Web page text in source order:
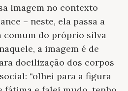
imagem no contexto
– neste, ela passa a
comum do próprio silva
a imagem é de
docilização dos corpos
“olhei para a figura